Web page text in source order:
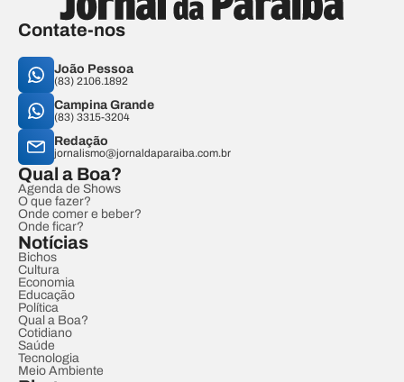
Contate-nos
João Pessoa
(83) 2106.1892
Campina Grande
(83) 3315-3204
Redação
jornalismo@jornaldaparaiba.com.br
Qual a Boa?
Agenda de Shows
O que fazer?
Onde comer e beber?
Onde ficar?
Notícias
Bichos
Cultura
Economia
Educação
Política
Qual a Boa?
Cotidiano
Saúde
Tecnologia
Meio Ambiente